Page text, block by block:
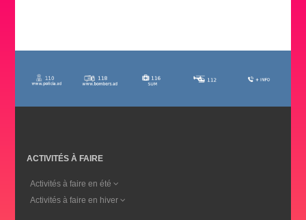
ACTIVITÉS À FAIRE
Activités à faire en été
Activités à faire en hiver